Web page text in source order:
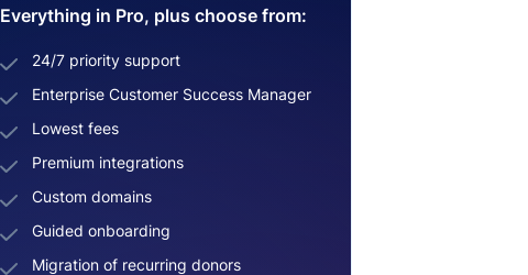
Everything in Pro, plus choose from:
24/7 priority support
Enterprise Customer Success Manager
Lowest fees
Premium integrations
Custom domains
Guided onboarding
Migration of recurring donors